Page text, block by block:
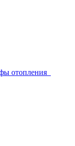
отопления